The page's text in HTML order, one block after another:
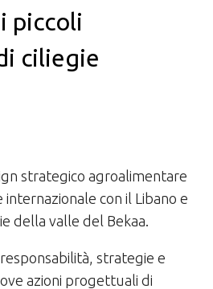
piccoli
ciliegie
strategico agroalimentare
con il Libano e
della valle del Bekaa.
strategie e
azioni progettuali di